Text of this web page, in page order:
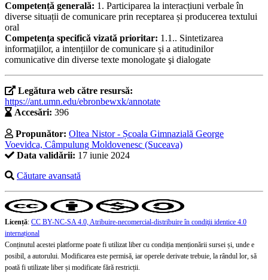
Competență generală: 1. Participarea la interacțiuni verbale în
diverse situații de comunicare prin receptarea și producerea textului
oral
Competența specifică vizată prioritar: 1.1.. Sintetizarea
informaţiilor, a intențiilor de comunicare și a atitudinilor
comunicative din diverse texte monologate şi dialogate
Legătura web către resursă:
https://ant.umn.edu/ebronbewxk/annotate
Accesări: 396
Propunător: Oltea Nistor - Școala Gimnazială George
Voevidca, Câmpulung Moldovenesc (Suceava)
Data validării: 17 iunie 2024
Căutare avansată
Licență: CC BY-NC-SA 4.0, Atribuire-necomercial-distribuire în condiţii identice 4.0
internațional
Conținutul acestei platforme poate fi utilizat liber cu condiția menționării sursei și, unde e
posibil, a autorului. Modificarea este permisă, iar operele derivate trebuie, la rândul lor, să
poată fi utilizate liber și modificate fără restricții.